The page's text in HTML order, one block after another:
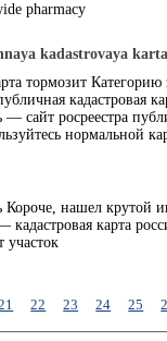
pharmacy
kadastrovaya
тормозит
кадастровая
сайт росреестра
нормальной
нашел крутой
карта
участок
22 23 24 25